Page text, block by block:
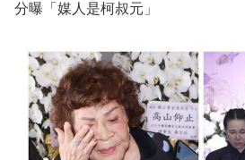
分曝「媒人是柯叔元」